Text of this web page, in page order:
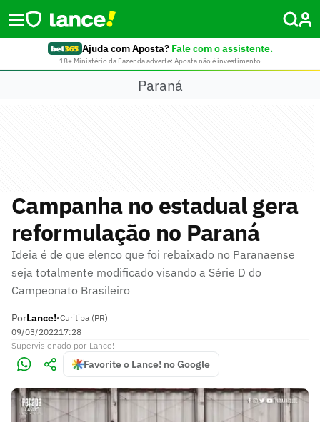
Ajuda com Aposta? Fale com o assistente.
18+ Ministério da Fazenda adverte: Aposta não é investimento
Paraná
Campanha no estadual gera
reformulação no Paraná
Ideia é de que elenco que foi rebaixado no Paranaense
seja totalmente modificado visando a Série D do
Campeonato Brasileiro
PorLance!•Curitiba (PR)
09/03/202217:28
Supervisionado por Lance!
Favorite o Lance! no Google